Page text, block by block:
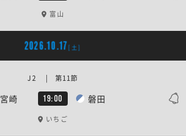
富山
2026.10.17[土]
宮崎 19:00 磐田
J2 | 第11節
いちご